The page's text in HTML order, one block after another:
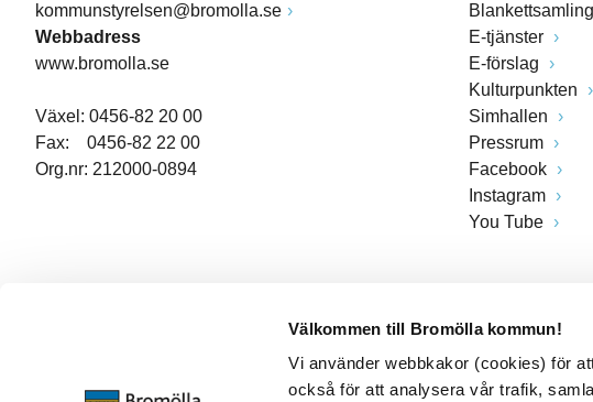
Välkommen till Bromölla kommun!
Vi använder webbkakor (cookies) för
också för att analysera vår trafik,
kommunstyrelsen@bromolla.se
Webbadress
www.bromolla.se
Växel: 0456-82 20 00
Fax: 0456-82 22 00
Org.nr: 212000-0894
Blankettsamling
E-tjänster
E-förslag
Kulturpunkten
Simhallen
Pressrum
Facebook
Instagram
You Tube